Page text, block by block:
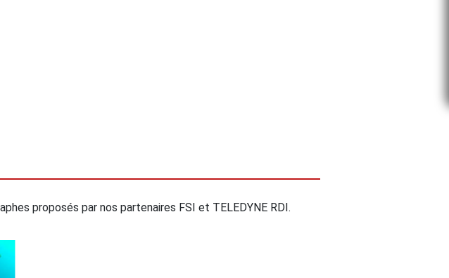
proposés par nos partenaires FSI et TELEDYNE RDI.